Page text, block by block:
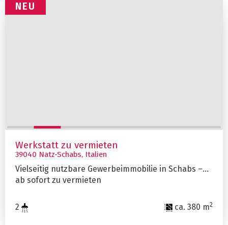
NEU
Werkstatt zu vermieten
39040 Natz-Schabs, Italien
Vielseitig nutzbare Gewerbeimmobilie in Schabs –
ab sofort zu vermieten
ca. 380 m2
2